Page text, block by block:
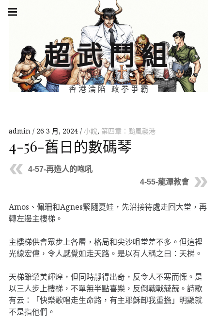
Skip
超武鬥組
香港淪陷 政拳爭霸
navigation
admin 26 3 月, 2024 小說, 第四章：颱風襲港
4-56-舊日的數碼琴
4-57-再造人的咆吼
4-55-龍潭教會
Amos、佩珊和Agnes緊隨夏娃，先沿接待處走回大堂，再
轉左邊主樓梯。
主樓梯供會眾步上各層，格局和尖沙咀堂差不多。但這裡
光線宏偉，令人感覺如走天路。是以有人稱之曰：天梯。
天梯雖榮美輝煌，但同時靜得出奇，反令人不寒而慄。是
以三人步上樓梯，不單無半點喜樂，反倒戰戰兢兢。詩歌
有云：「快樂歌唱走生命路，有主耶穌卸我重擔」明顯就
不是指他們。